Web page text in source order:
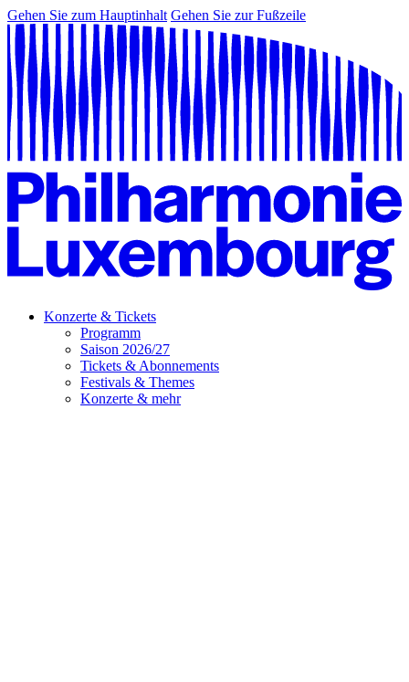
Gehen Sie zum Hauptinhalt Gehen Sie zur Fußzeile
Konzerte & Tickets
Programm
Saison 2026/27
Tickets & Abonnements
Festivals & Themes
Konzerte & mehr